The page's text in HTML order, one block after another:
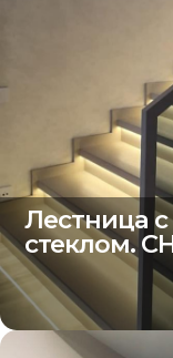
Лестница
стеклом.